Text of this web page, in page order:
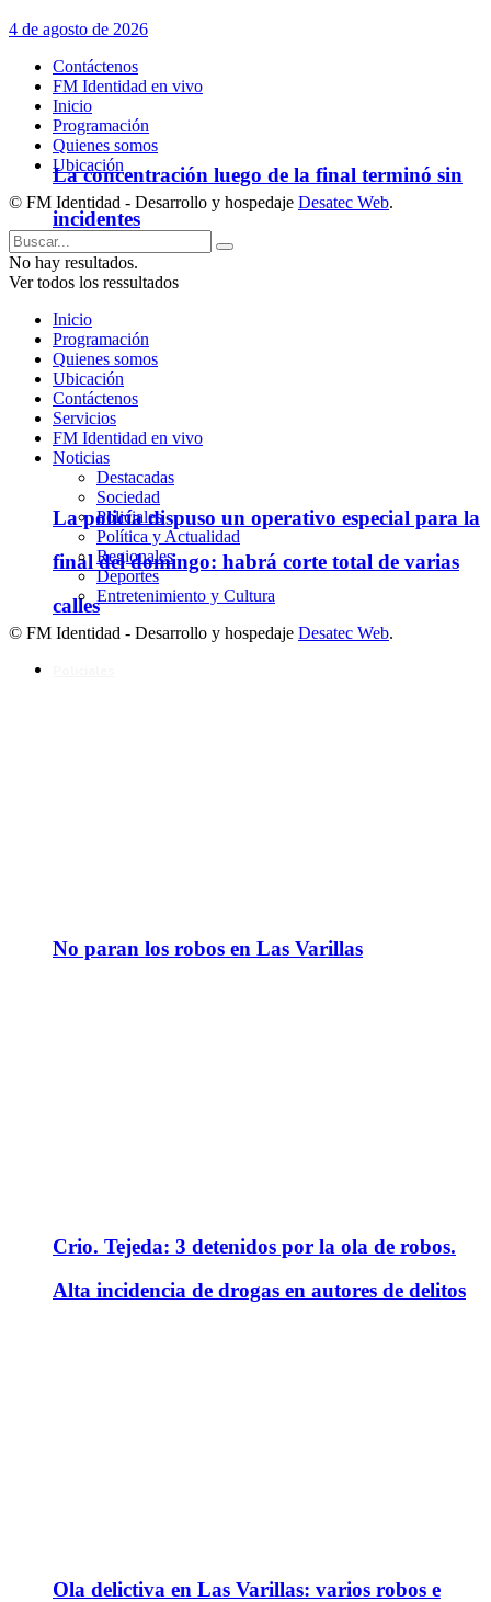
La concentración luego de la final terminó sin
incidentes
La policía dispuso un operativo especial para la
final del domingo: habrá corte total de varias
calles
No paran los robos en Las Varillas
Crio. Tejeda: 3 detenidos por la ola de robos.
Alta incidencia de drogas en autores de delitos
Ola delictiva en Las Varillas: varios robos e
4 de agosto de 2026
Contáctenos
FM Identidad en vivo
Inicio
Programación
Quienes somos
Ubicación
© FM Identidad - Desarrollo y hospedaje Desatec Web.
No hay resultados.
Ver todos los ressultados
Inicio
Programación
Quienes somos
Ubicación
Contáctenos
Servicios
FM Identidad en vivo
Noticias
Destacadas
Sociedad
Policiales
Política y Actualidad
Regionales
Deportes
Entretenimiento y Cultura
© FM Identidad - Desarrollo y hospedaje Desatec Web.